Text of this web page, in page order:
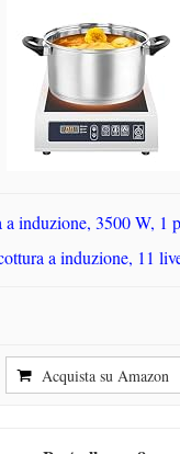
a induzione, 3500 W, 1
a induzione, 11
Acquista su Amazon